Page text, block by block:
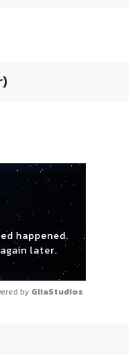
happened.
later.
by GliaStudios